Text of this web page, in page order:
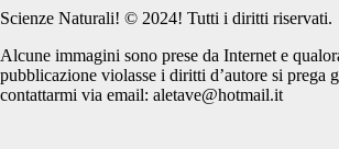
Scienze Naturali! © 2024! Tutti i diritti riservati.
Alcune immagini sono prese da Internet e
pubblicazione violasse i diritti d’autore si prega
contattarmi via email: aletave@hotmail.it